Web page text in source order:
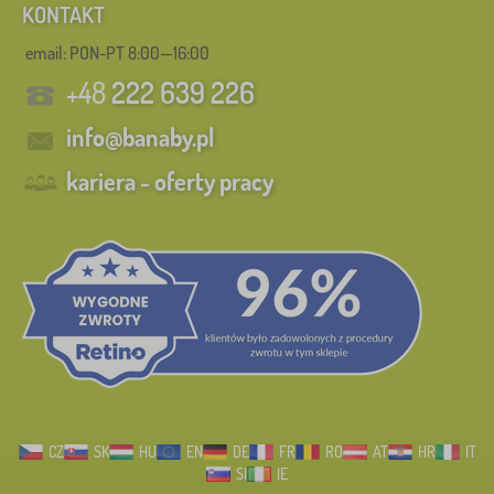
KONTAKT
email: PON-PT 8:00—16:00
+48222 639 226
info@banaby.pl
kariera - oferty pracy
CZ SK HU EN DE FR RO AT HR
IT
SI
IE